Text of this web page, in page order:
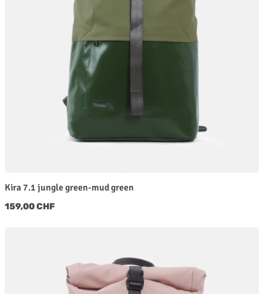
Kira 7.1 jungle green-mud green
Regulärer Preis:
159,00 CHF